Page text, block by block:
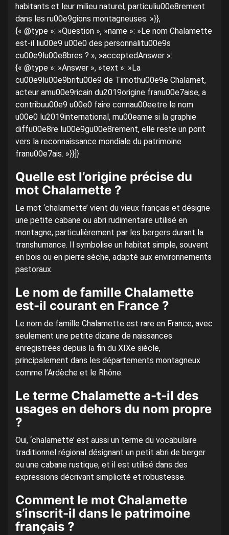
habitants et leur milieu naturel, particuliu00e8rement
dans les ru00e9gions montagneuses. »}},
{« @type »: »Question », »name »: »Le nom Chalamette
est-il liu00e9 u00e0 des personnalitu00e9s
cu00e9lu00e8bres ? », »acceptedAnswer »:
{« @type »: »Answer », »text »: »La
cu00e9lu00e9britu00e9 de Timothu00e9e Chalamet,
acteur amu00e9ricain du2019origine franu00e7aise, a
contribuu00e9 u00e0 faire connau00eetre le nom
u00e0 lu2019international, mu00eame si la graphie
diffu00e8re lu00e9gu00e8rement, elle reste un pont
vers la reconnaissance mondiale du patrimoine
franu00e7ais. »}}]}
Quelle est l’origine précise du
mot Chalamette ?
Le mot ‘chalamette’ vient du vieux français et désigne
une petite cabane ou abri rudimentaire utilisé en
montagne, particulièrement par les bergers durant la
transhumance. Il symbolise un habitat simple, souvent
en bois ou en pierre sèche, adapté aux environnements
pastoraux.
Le nom de famille Chalamette
est-il courant en France ?
Le nom de famille Chalamette est rare en France, avec
seulement une petite dizaine de naissances
enregistrées depuis la fin du XIXe siècle,
principalement dans les départements montagneux
comme l’Ardèche et le Rhône.
Le terme Chalamette a-t-il des
usages en dehors du nom propre
?
Oui, ‘chalamette’ est aussi un terme du vocabulaire
traditionnel régional désignant un petit abri de berger
ou une cabane rustique, et il est utilisé dans des
expressions décrivant simplicité et robustesse.
Comment le mot Chalamette
s’inscrit-il dans le patrimoine
français ?